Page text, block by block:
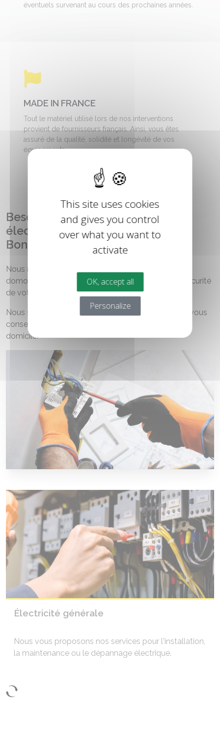
éventuels survenant au cours des prochaines années.
MADE IN FRANCE
Tout le matériel utilisé lors de nos interventions
provient de fournisseurs français. Ainsi, vous êtes
assuré de la qualité, solidité et longévité de vos
équipements.
Besoin de faire appel à un
électricien près de Mouvaux et
Bondues ?
Nous réalisons la pose de systèmes électriques,
domotiques et VMC ; mais également la mise en sécurité
de votre habitat avec la pose d'alarme.
Nous sommes également à votre disposition pour vous
conseiller et réaliser un dépannage rapide à votre
domicile.
Électricité générale
Nous vous proposons nos services pour l'installation,
la maintenance ou le dépannage électrique.
This site uses cookies
and gives you control
over what you want to
activate
OK, accept all
Personalize